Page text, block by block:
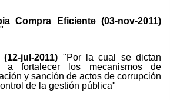
Compra Eficiente (03-nov-2011)
jul-2011) "Por la cual se dictan
a fortalecer los mecanismos de
y sanción de actos de corrupción
de la gestión pública"